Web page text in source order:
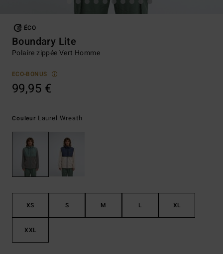
ÉCO
Boundary Lite
Polaire zippée Vert Homme
ECO-BONUS
99,95 €
Couleur Laurel Wreath
XS S M L XL
XXL